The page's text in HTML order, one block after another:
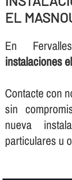
EL
En
instalaciones
Contacte con
sin
nueva
particulares u